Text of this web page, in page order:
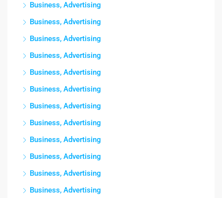
Business, Advertising
Business, Advertising
Business, Advertising
Business, Advertising
Business, Advertising
Business, Advertising
Business, Advertising
Business, Advertising
Business, Advertising
Business, Advertising
Business, Advertising
Business, Advertising